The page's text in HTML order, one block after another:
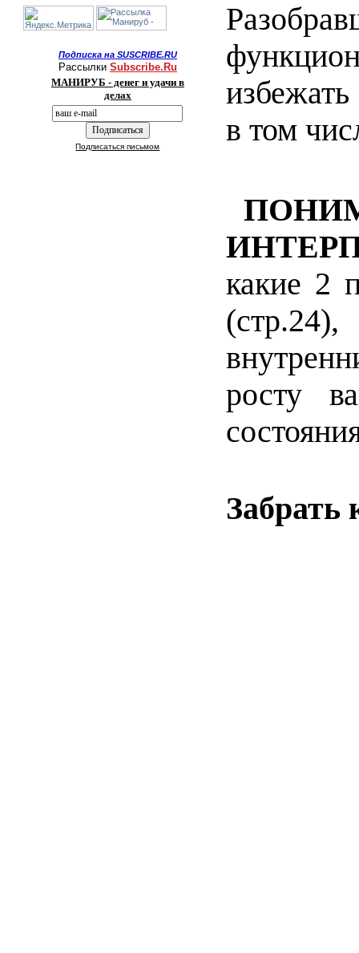
Подписка на SUSCRIBE.RU
Рассылки Subscribe.Ru
МАНИРУБ - денег и удачи в
делах
Подписаться письмом
в том
какие 2
росту
Забрать